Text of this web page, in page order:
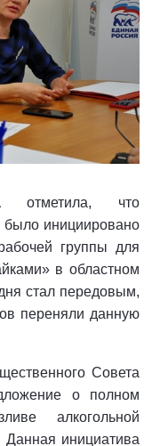
отметила, что
было инициировано
группы для
в областном
стал передовым,
переняли данную
Совета
о полном
алкогольной
Данная инициатива